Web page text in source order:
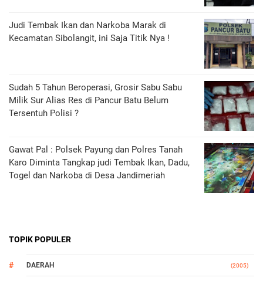
Judi Tembak Ikan dan Narkoba Marak di
Kecamatan Sibolangit, ini Saja Titik Nya !
Sudah 5 Tahun Beroperasi, Grosir Sabu Sabu
Milik Sur Alias Res di Pancur Batu Belum
Tersentuh Polisi ?
Gawat Pal : Polsek Payung dan Polres Tanah
Karo Diminta Tangkap judi Tembak Ikan, Dadu,
Togel dan Narkoba di Desa Jandimeriah
TOPIK POPULER
DAERAH (2005)